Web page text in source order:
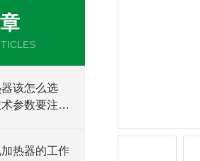
该怎么选
参数要注
热器的工作